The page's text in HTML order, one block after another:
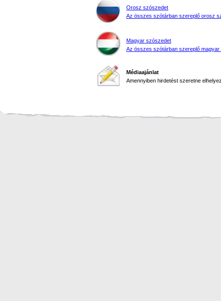
Orosz szószedet
Az összes szótárban szereplő orosz
Magyar szószedet
Az összes szótárban szereplő magyar
Médiaajánlat
Amennyiben hirdetést szeretne